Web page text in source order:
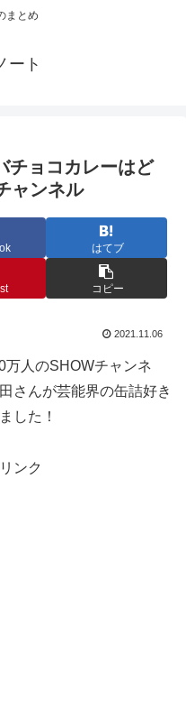
まとめ
ート
チョコカレーはど
ャンネル
はてブ
コピー
2021.11.06
万人のSHOWチャンネ
さんが芸能界の缶詰好き
した！
ンク